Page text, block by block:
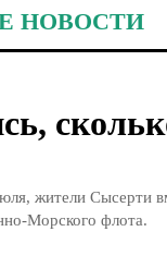
НОВОСТИ
жители Сысерти
Морского флота.